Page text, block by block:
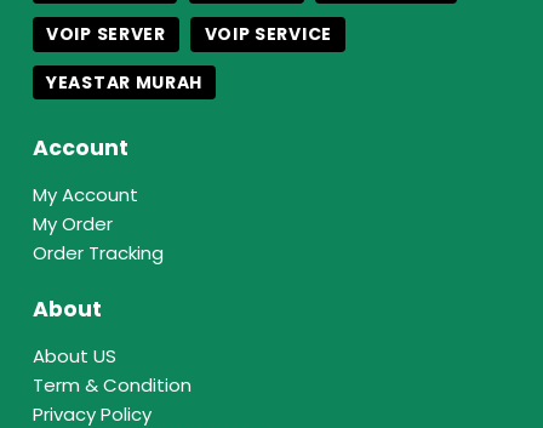
VOIP SERVER
VOIP SERVICE
YEASTAR MURAH
Account
My Account
My Order
Order Tracking
About
About US
Term & Condition
Privacy Policy